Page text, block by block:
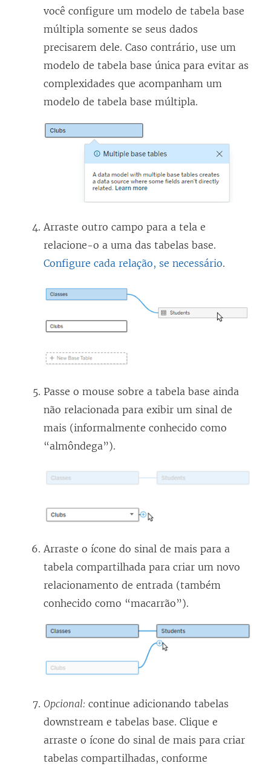
você configure um modelo de tabela base
múltipla somente se seus dados
precisarem dele. Caso contrário, use um
modelo de tabela base única para evitar as
complexidades que acompanham um
modelo de tabela base múltipla.
Arraste outro campo para a tela e
relacione-o a uma das tabelas base.
Configure cada relação, se necessário.
Passe o mouse sobre a tabela base ainda
não relacionada para exibir um sinal de
mais (informalmente conhecido como
“almôndega”).
Arraste o ícone do sinal de mais para a
tabela compartilhada para criar um novo
relacionamento de entrada (também
conhecido como “macarrão”).
Opcional: continue adicionando tabelas
downstream e tabelas base. Clique e
arraste o ícone do sinal de mais para criar
tabelas compartilhadas, conforme